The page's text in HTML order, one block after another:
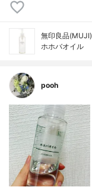
無印良品(MUJI)
ホホバオイル
pooh